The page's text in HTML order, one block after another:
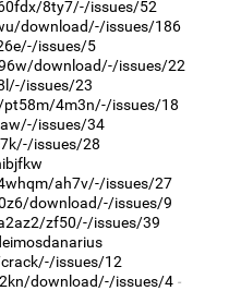
8ty7/-/issues/52
download/-/issues/186
issues/5
download/-/issues/22
issues/23
pt58m/4m3n/-/issues/18
issues/34
issues/28
ah7v/-/issues/27
download/-/issues/9
zf50/-/issues/39
issues/12
download/-/issues/4